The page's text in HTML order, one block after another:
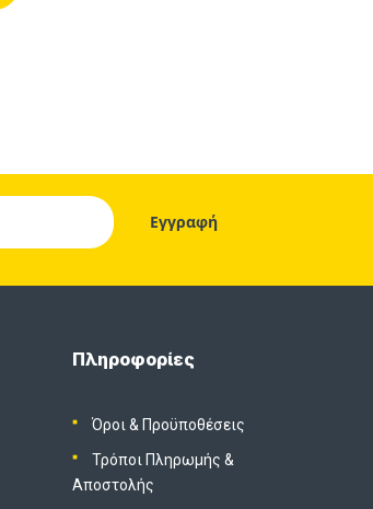
Πληροφορίες
Όροι & Προϋποθέσεις
Τρόποι Πληρωμής &
Αποστολής